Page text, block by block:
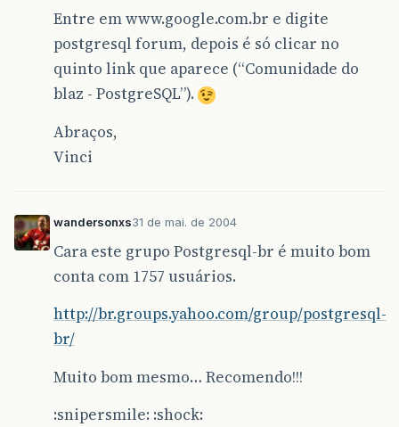
Entre em www.google.com.br e digite
postgresql forum, depois é só clicar no
quinto link que aparece (“Comunidade do
blaz - PostgreSQL”).
Abraços,
Vinci
wandersonxs31 de mai. de 2004
Cara este grupo Postgresql-br é muito bom
conta com 1757 usuários.
http://br.groups.yahoo.com/group/postgresql-
br/
Muito bom mesmo… Recomendo!!!
:snipersmile: :shock: